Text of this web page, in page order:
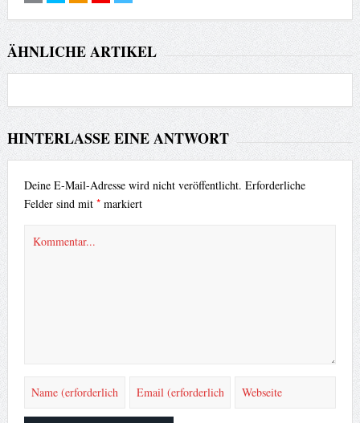
ÄHNLICHE ARTIKEL
HINTERLASSE EINE ANTWORT
Deine E-Mail-Adresse wird nicht veröffentlicht. Erforderliche
Felder sind mit *markiert